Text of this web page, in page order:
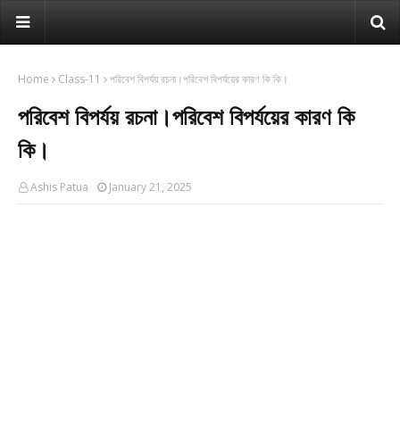
Home Class-11 পরিবেশ বিপর্যয় রচনা।পরিবেশ বিপর্যয়ের কারণ কি কি।
পরিবেশ বিপর্যয় রচনা।পরিবেশ বিপর্যয়ের কারণ কি
কি।
Ashis Patua January 21, 2025